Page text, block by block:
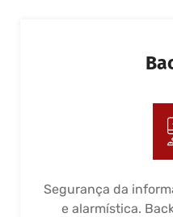
Segurança da
e alarmística.